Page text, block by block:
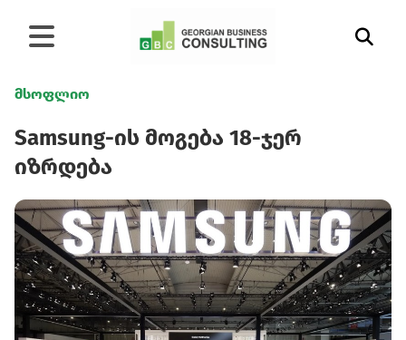
მსოფლიო
Samsung-ის მოგება 18-ჯერ
იზრდება